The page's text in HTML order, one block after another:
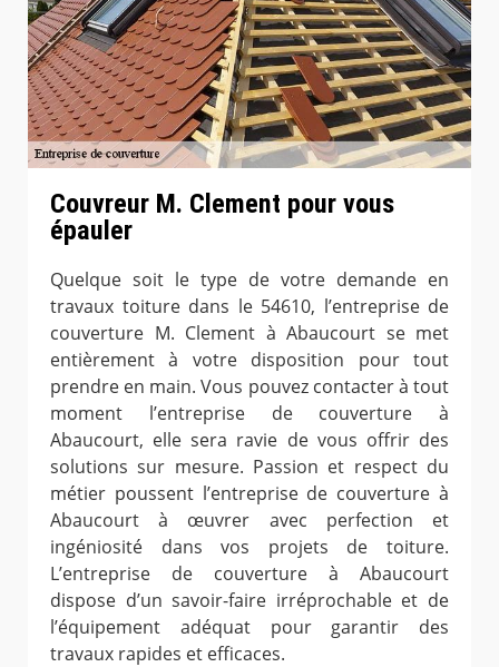
Couvreur M. Clement pour vous
épauler
Quelque soit le type de votre demande en
travaux toiture dans le 54610, l’entreprise de
couverture M. Clement à Abaucourt se met
entièrement à votre disposition pour tout
prendre en main. Vous pouvez contacter à tout
moment l’entreprise de couverture à
Abaucourt, elle sera ravie de vous offrir des
solutions sur mesure. Passion et respect du
métier poussent l’entreprise de couverture à
Abaucourt à œuvrer avec perfection et
ingéniosité dans vos projets de toiture.
L’entreprise de couverture à Abaucourt
dispose d’un savoir-faire irréprochable et de
l’équipement adéquat pour garantir des
travaux rapides et efficaces.